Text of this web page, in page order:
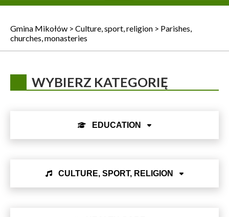
Gmina Mikołów > Culture, sport, religion > Parishes,
churches, monasteries
WYBIERZ KATEGORIĘ
EDUCATION
CULTURE, SPORT, RELIGION